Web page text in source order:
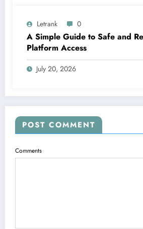
Letrank 0
A Simple Guide to Safe and
Platform Access
July 20, 2026
POST COMMENT
Comments